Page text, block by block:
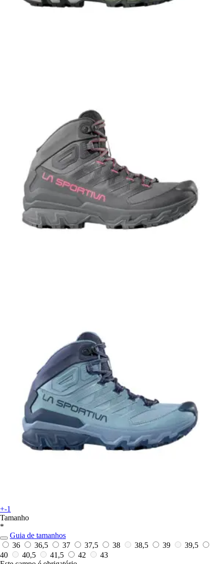
+-1
Tamanho
*
Guia de tamanhos
36
36,5 37 37,5 38 38,5 39
39,5
40
40,5 41,5 42
43